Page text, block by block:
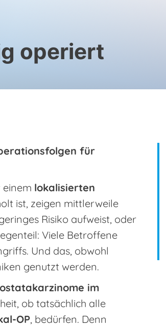
operiert
für
lokalisierten
ist, zeigen mittlerweile
Risiko aufweist, oder
Viele Betroffene
Und das, obwohl
genutzt werden.
im
ob tatsächlich alle
OP, bedürfen. Denn